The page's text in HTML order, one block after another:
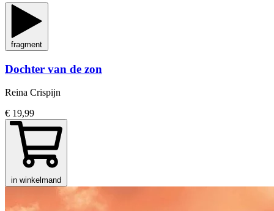
fragment
Dochter van de zon
Reina Crispijn
€ 19,99
in winkelmand